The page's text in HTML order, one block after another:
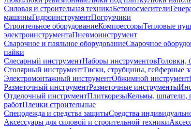
Силовая и строительная техникаБетоносмесители
машиныГидроинструментПогрузчики
Строительное оборудованиеКомпрессорыТепловые
электроинструментаПневмоинструмент
Сварочное и паяльное оборудованиеСварочное
пайки
Слесарный инструментНаборы инструментовГоловки,
Столярный инструментТиски, струбцины, гейферные
Электромонтажный инструментОбжимной инструмент
Разметочный инструментРазметочные инструменты
Отделочный инструментПлиткорезыКельмы, шпатели,
работПленки строительные
Спецодежда и средства защитыСредства
Аксессуары для силовой и строительной техники